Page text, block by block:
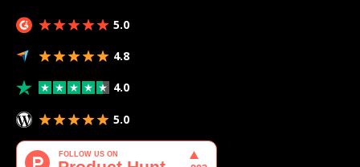
5.0
4.8
4.0
5.0